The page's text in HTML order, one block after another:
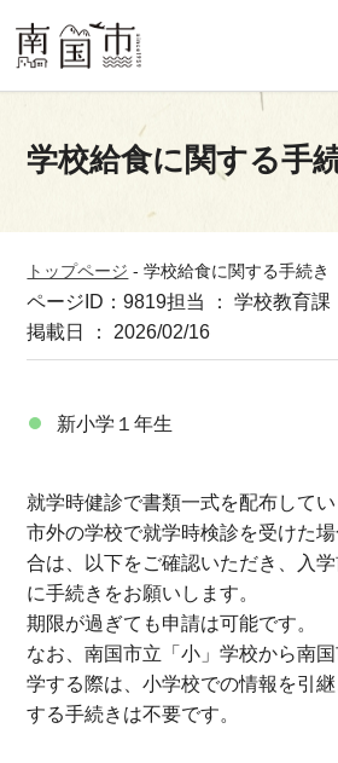
学校給食に関する手
トップページ -学校給食に関する手続き
ページID：9819担当 ： 学校教育課
掲載日 ： 2026/02/16
新小学１年生
就学時健診で書類一式を配布してい
市外の学校で就学時検診を受けた
合は、以下をご確認いただき、入
に手続きをお願いします。
期限が過ぎても申請は可能です。
なお、南国市立「小」学校から南
学する際は、小学校での情報を引
する手続きは不要です。